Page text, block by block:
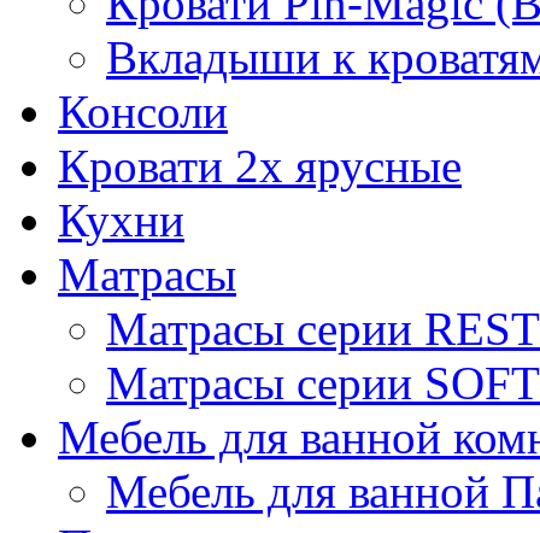
Вкладыши к
Консоли
Кровати 2х ярусные
Кухни
Матрасы
Матрасы серии REST
Матрасы серии SOFT
Мебель для ванной
Мебель для ванной